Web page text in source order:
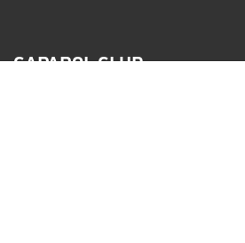
CAPAROL CLUB